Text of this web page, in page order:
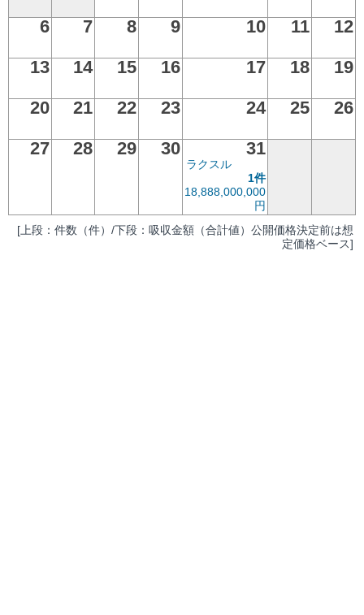
6
7 8 9 10 11
12
13
14 15 16 17 18
19
20
21 22 23 24 25
26
27
28 29 30 31
ラクスル
1件
18,888,000,000
円
[上段：件数（件）/下段：吸収金額（合計値）公開価格決定前は想
定価格ベース]